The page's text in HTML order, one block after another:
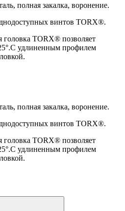
полная закалка, воронение.
винтов TORX®.
головка TORX® позволяет
удлиненным профилем
полная закалка, воронение.
винтов TORX®.
головка TORX® позволяет
удлиненным профилем